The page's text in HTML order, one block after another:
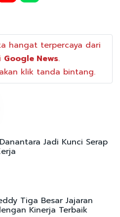
hangat terpercaya dari
Google News.
klik tanda bintang.
Jadi Kunci Serap
Tiga Besar Jajaran
Kinerja Terbaik